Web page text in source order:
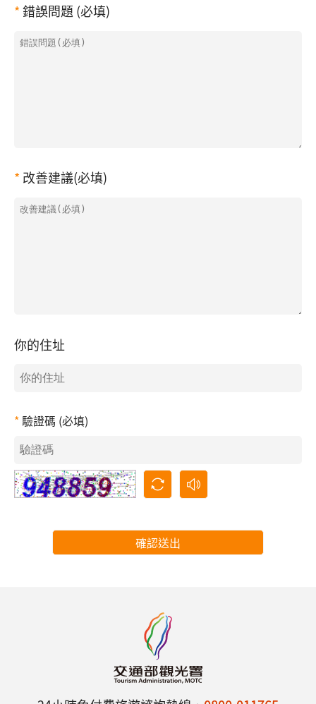
錯誤問題 (必填)
改善建議(必填)
你的住址
驗證碼 (必填)
確認送出